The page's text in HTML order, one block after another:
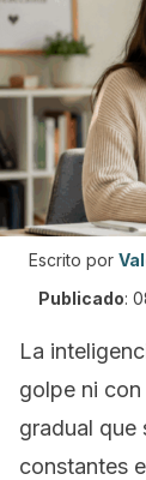
Escrito por
Publicado:
La
golpe ni
gradual que
constantes